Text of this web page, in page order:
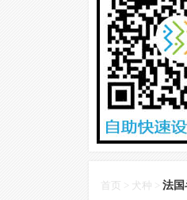
首页 犬种 法国